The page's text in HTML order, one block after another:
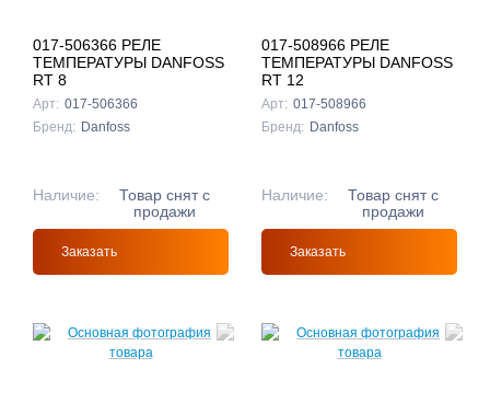
017-506366 РЕЛЕ
ТЕМПЕРАТУРЫ DANFOSS
RT 8
Арт: 017-506366
Бренд: Danfoss
Наличие:
Товар снят с
продажи
Заказать
017-508966 РЕЛЕ
ТЕМПЕРАТУРЫ DANFOSS
RT 12
Арт: 017-508966
Бренд: Danfoss
Наличие:
Товар снят с
продажи
Заказать